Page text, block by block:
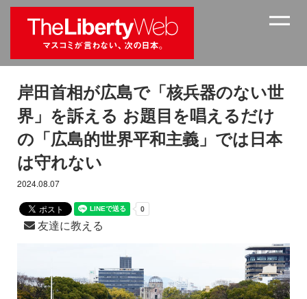
岸田首相が広島で「核兵器のない世
界」を訴える お題目を唱えるだけ
の「広島的世界平和主義」では日本
は守れない
2024.08.07
友達に教える